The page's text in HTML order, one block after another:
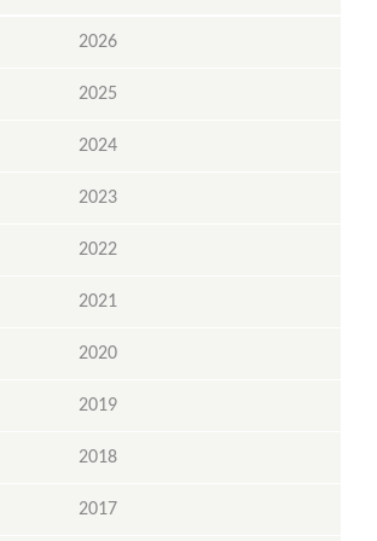
2026
2025
2024
2023
2022
2021
2020
2019
2018
2017